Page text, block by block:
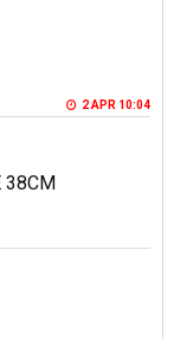
2 APR 10:04
38CM